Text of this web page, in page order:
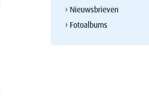
› Nieuwsbrieven
› Fotoalbums